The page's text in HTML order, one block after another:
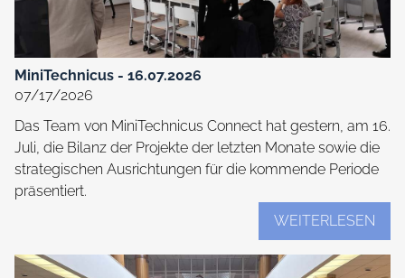
EVENT-
MiniTechnicus - 16.07.2026
07/17/2026
Das Team von MiniTechnicus Connect hat gestern, am 16.
Juli, die Bilanz der Projekte der letzten Monate sowie die
strategischen Ausrichtungen für die kommende Periode
präsentiert.
WEITERLESEN